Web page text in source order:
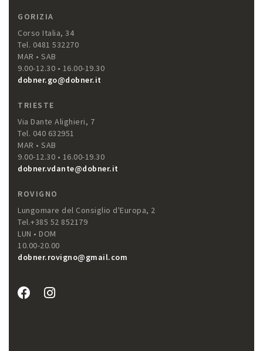
GORIZIA
Corso Italia, 34
Tel. 0481 532270
MAR • SAB
9.00-12.30 • 16.00-19.30
dobner.go@dobner.it
TRIESTE
Via Dante Alighieri, 7
Tel. 040 632951
MAR • SAB
9.00-12.30 • 16.00-19.30
dobner.vdante@dobner.it
ROVIGNO
Lungomare del Consiglio d'Europa, 2
Tel.+385 52 852179
LUN • DOM
10.00-20.00
dobner.rovigno@gmail.com